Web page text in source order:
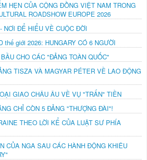
HẸN CỦA CỘNG ĐỒNG VIỆT NAM TRONG
ROADSHOW EUROPE 2026
NƠI ĐỂ HIỂU VỀ CUỘC ĐỜI
thế giới 2026: HUNGARY CÓ 6 NGƯỜI
CHO CÁC "ĐẢNG TOÀN QUỐC"
TISZA VÀ MAGYAR PÉTER VỀ LAO ĐỘNG
GIAO CHÂU ÂU VỀ VỤ "TRẤN" TIỀN
CHỈ CÒN 5 ĐẢNG "THƯỢNG ĐÀI"!
THEO LỜI KỂ CỦA LUẬT SƯ PHÍA
CỦA NGA SAU CÁC HÀNH ĐỘNG KHIÊU